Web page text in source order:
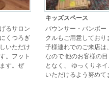
るサロン
くつろぎ
いただけ
。フット
す。ぜ
キッズスペース
バウンサー・バンボー
クルもご用意しており
子様連れでのご来店は
なので 他のお客様の
となく、 ゆっくりネ
いただけるよう努めて